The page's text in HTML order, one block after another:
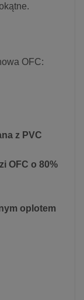
OFC:
z PVC
OFC o 80%
oplotem